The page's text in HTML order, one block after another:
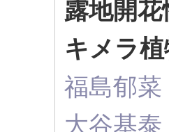
露地開
キメラ
福島郁
大谷基